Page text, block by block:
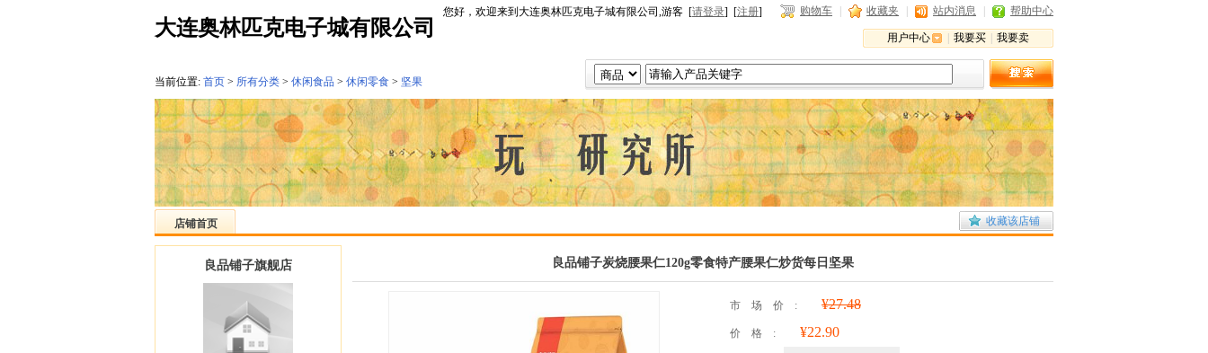
大连奥林匹克电子城有限公司
您好，欢迎来到大连奥林匹克电子城有限公司,游客 [请登录] [注册] 购物车 收藏夹 站内消息 帮助中心
用户中心 我要买 我要卖
当前位置: 首页 > 所有分类 > 休闲食品 > 休闲零食 > 坚果
店铺首页 收藏该店铺
良品铺子炭烧腰果仁120g零食特产腰果仁炒货每日坚果
市场价: ¥27.48
价格: ¥22.90